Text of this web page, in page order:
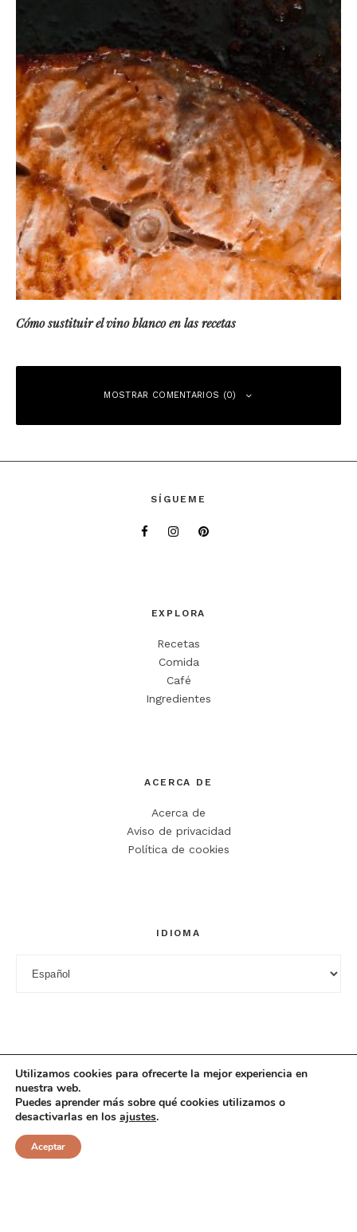
Cómo sustituir el vino blanco en las recetas
MOSTRAR COMENTARIOS (0)
SÍGUEME
EXPLORA
Recetas
Comida
Café
Ingredientes
ACERCA DE
Acerca de
Aviso de privacidad
Política de cookies
IDIOMA
© 2025 Cuciniana. All rights reserved.
Utilizamos cookies para ofrecerte la mejor experiencia en
nuestra web.
Puedes aprender más sobre qué cookies utilizamos o
desactivarlas en los ajustes.
Aceptar